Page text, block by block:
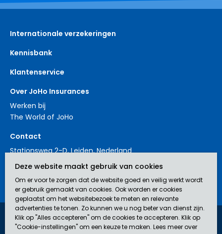
Internationale verzekeringen
Kennisbank
Klantenservice
Over JoHo Insurances
Werken bij
The World of JoHo
Contact
Stationsweg 2-D, Leiden, Nederland
+31 88 3214561
contact@johoinsurances.org
JoHo Insurances is een door de AFM erkend bemiddelaar (nr.
12043929) in verzekeringen.
Deze website maakt gebruik van cookies
Om er voor te zorgen dat de website goed en veilig werkt wordt
er gebruik gemaakt van cookies. Ook worden er cookies
geplaatst om het websitebezoek te meten en relevante
advertenties te tonen. Zo kunnen we u nog beter van dienst zijn.
Klik op "Alles accepteren" om de cookies te accepteren. Klik op
"Cookie-instellingen" om een keuze te maken. Lees meer over